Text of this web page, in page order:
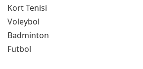
Kort Tenisi
Voleybol
Badminton
Futbol